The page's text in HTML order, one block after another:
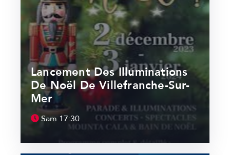
Lancement Des Illuminations
De Noël De Villefranche-Sur-
Mer
Sam 17:30